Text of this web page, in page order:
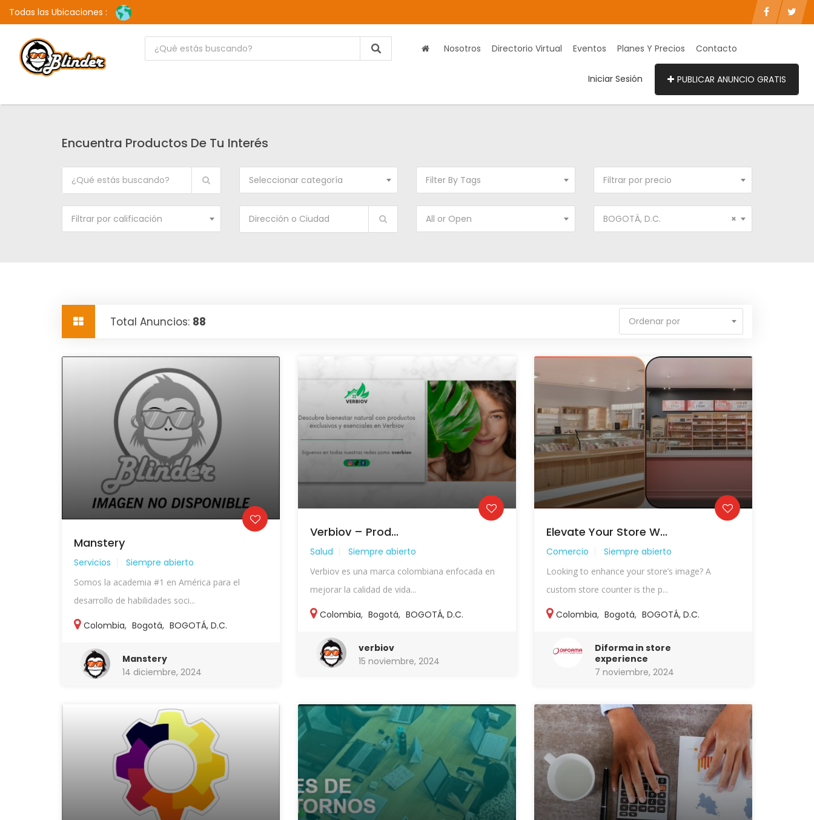
Todas las Ubicaciones :
Nosotros Directorio Virtual Eventos Planes Y Precios Contacto
Iniciar Sesión PUBLICAR ANUNCIO GRATIS
Encuentra Productos De Tu Interés
Seleccionar categoría Filter By Tags Filtrar por precio
Filtrar por calificación All or Open ×
BOGOTÁ, D.C.
Total Anuncios: 88 Ordenar por
Manstery
Servicios Siempre abierto
Somos la academia #1 en América para el
desarrollo de habilidades soci...
Colombia, Bogotá, BOGOTÁ, D.C.
Manstery
14 diciembre, 2024
Verbiov – Prod...
Salud Siempre abierto
Verbiov es una marca colombiana enfocada en
mejorar la calidad de vida...
Colombia, Bogotá, BOGOTÁ, D.C.
verbiov
15 noviembre, 2024
Elevate Your Store W...
Comercio Siempre abierto
Looking to enhance your store’s image? A
custom store counter is the p...
Colombia, Bogotá, BOGOTÁ, D.C.
Diforma in store
experience
7 noviembre, 2024